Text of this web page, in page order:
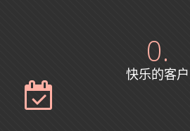
0.
快乐的客户